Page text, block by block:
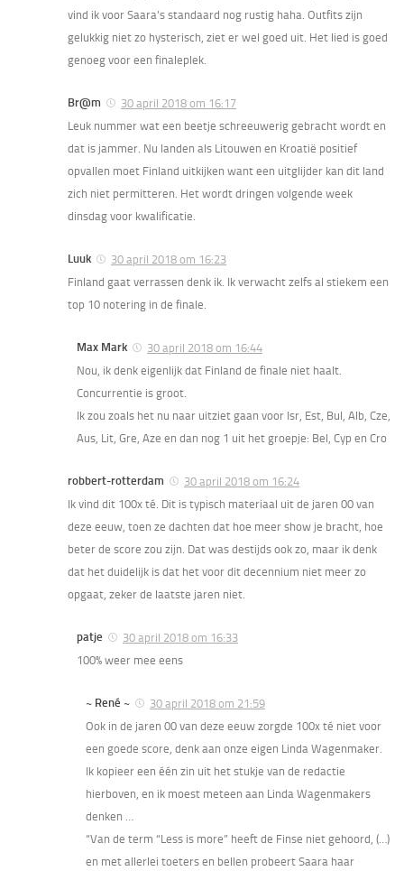
vind ik voor Saara’s standaard nog rustig haha. Outfits zijn
gelukkig niet zo hysterisch, ziet er wel goed uit. Het lied is goed
genoeg voor een finaleplek.
Br@m
30 april 2018 om 16:17
Leuk nummer wat een beetje schreeuwerig gebracht wordt en
dat is jammer. Nu landen als Litouwen en Kroatië positief
opvallen moet Finland uitkijken want een uitglijder kan dit land
zich niet permitteren. Het wordt dringen volgende week
dinsdag voor kwalificatie.
Luuk
30 april 2018 om 16:23
Finland gaat verrassen denk ik. Ik verwacht zelfs al stiekem een
top 10 notering in de finale.
Max Mark
30 april 2018 om 16:44
Nou, ik denk eigenlijk dat Finland de finale niet haalt.
Concurrentie is groot.
Ik zou zoals het nu naar uitziet gaan voor Isr, Est, Bul, Alb, Cze,
Aus, Lit, Gre, Aze en dan nog 1 uit het groepje: Bel, Cyp en Cro
robbert-rotterdam
30 april 2018 om 16:24
Ik vind dit 100x té. Dit is typisch materiaal uit de jaren 00 van
deze eeuw, toen ze dachten dat hoe meer show je bracht, hoe
beter de score zou zijn. Dat was destijds ook zo, maar ik denk
dat het duidelijk is dat het voor dit decennium niet meer zo
opgaat, zeker de laatste jaren niet.
patje
30 april 2018 om 16:33
100% weer mee eens
~ René ~
30 april 2018 om 21:59
Ook in de jaren 00 van deze eeuw zorgde 100x té niet voor
een goede score, denk aan onze eigen Linda Wagenmaker.
Ik kopieer een één zin uit het stukje van de redactie
hierboven, en ik moest meteen aan Linda Wagenmakers
denken …
“Van de term “Less is more” heeft de Finse niet gehoord, (…)
en met allerlei toeters en bellen probeert Saara haar